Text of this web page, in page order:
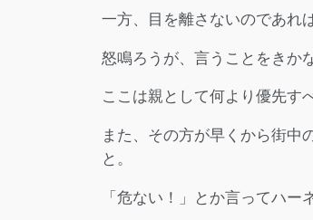
一方、目を離さないのであれ
怒鳴ろうが、言うことをきか
ここは親として何より優先す
また、その方が早くから街中
と。
「危ない！」とか言ってハ